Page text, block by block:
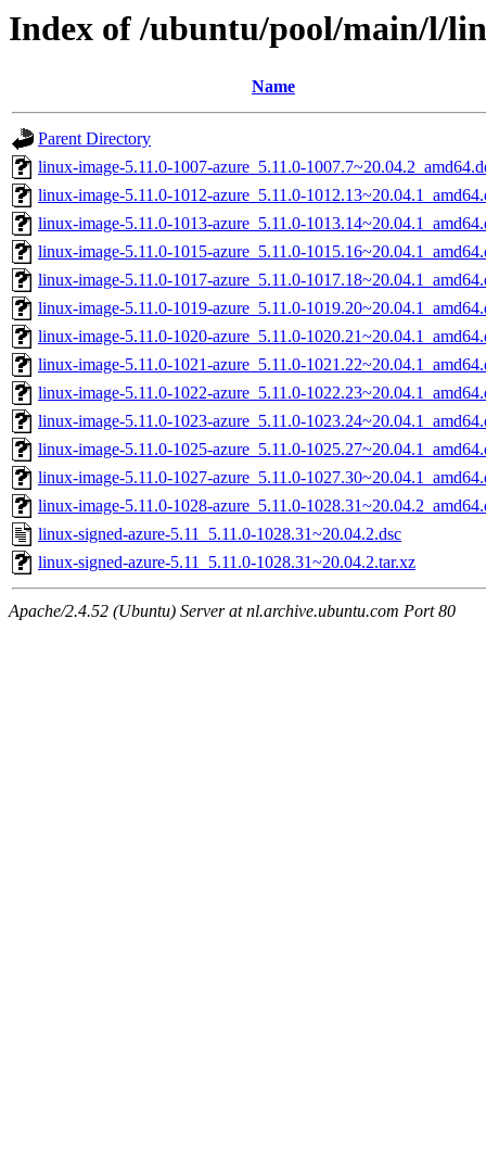
Index of /ubuntu/pool/main/l/
Name
Parent Directory
linux-image-5.11.0-1007-azure_5.11.0-
linux-image-5.11.0-1012-azure_5.11.0-
linux-image-5.11.0-1013-azure_5.11.0-
linux-image-5.11.0-1015-azure_5.11.0-
linux-image-5.11.0-1017-azure_5.11.0-
linux-image-5.11.0-1019-azure_5.11.0-
linux-image-5.11.0-1020-azure_5.11.0-
linux-image-5.11.0-1021-azure_5.11.0-
linux-image-5.11.0-1022-azure_5.11.0-
linux-image-5.11.0-1023-azure_5.11.0-
linux-image-5.11.0-1025-azure_5.11.0-
linux-image-5.11.0-1027-azure_5.11.0-
linux-image-5.11.0-1028-azure_5.11.0-
linux-signed-azure-5.11_5.11.0-1028.31~20.04.2.dsc
linux-signed-azure-5.11_5.11.0-1028.31~20.04.2.tar.xz
Apache/2.4.52 (Ubuntu) Server at nl.archive.ubuntu.com Port 80